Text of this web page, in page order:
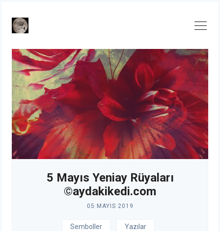
content
5 Mayıs Yeniay Rüyaları
©aydakikedi.com
05 MAYIS 2019
Semboller Yazılar